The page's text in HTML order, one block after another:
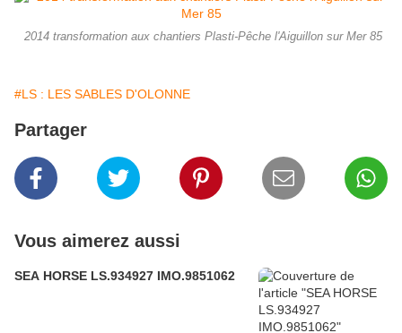
2014 transformation aux chantiers Plasti-Pêche l'Aiguillon sur Mer 85
#LS : LES SABLES D'OLONNE
Partager
Vous aimerez aussi
SEA HORSE LS.934927 IMO.9851062